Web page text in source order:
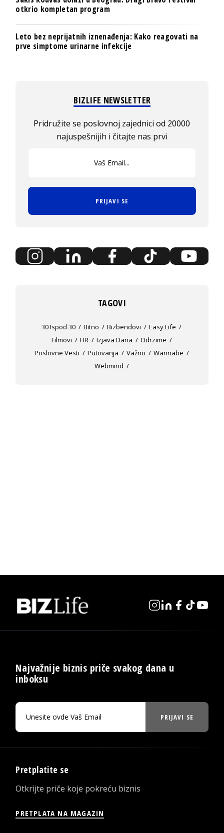
otkrio kompletan program
Leto bez neprijatnih iznenađenja: Kako reagovati na
prve simptome urinarne infekcije
BIZLIFE NEWSLETTER
Pridružite se poslovnoj zajednici od 20000
najuspešnijih i čitajte nas prvi
PRIJAVI SE
TAGOVI
30 Ispod 30 Bitno Bizbendovi
Easy Life
Filmovi
HR Izjava Dana
Odrzime
Poslovne Vesti
Putovanja Važno
Wannabe
Webmind
Najvažnije biznis priče svakog dana u
inboksu
PRIJAVI SE
Pretplatite se
Otkrijte priče koje pokreću biznis
PRETPLATA NA MAGAZIN